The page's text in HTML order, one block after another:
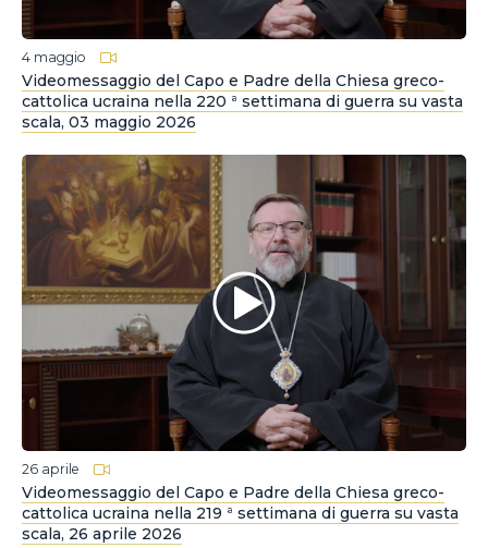
4 maggio
Videomessaggio del Capo e Padre della Chiesa greco-
cattolica ucraina nella 220 ª settimana di guerra su vasta
scala, 03 maggio 2026
26 aprile
Videomessaggio del Capo e Padre della Chiesa greco-
cattolica ucraina nella 219 ª settimana di guerra su vasta
scala, 26 aprile 2026